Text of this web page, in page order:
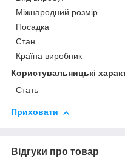
Міжнародний розмір
Посадка
Стан
Країна виробник
Користувальницькі
Стать
Приховати
Відгуки про товар